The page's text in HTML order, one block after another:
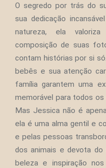
O segredo por trás do
sua dedicação
natureza, ela
composição de suas
contam histórias por si
bebês e sua atenção
família garantem uma
memorável para todos os
Mas Jessica não é
ela é uma alma gentil e
e pelas pessoas
dos animais e devota
beleza e inspiração